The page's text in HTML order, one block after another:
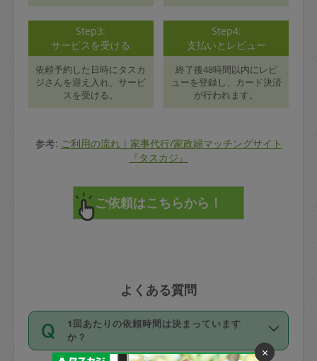
Step3:
サービスを受ける
依頼予約した日時にタスカ
ジさんを迎え入れ、サービ
スを受ける。
Step4:
支払いとレビュー
終了後48時間以内にレビ
ューを登録し、カード決済
が行われます。
参考: ご利用の流れ｜家事代行/家政婦マッチングサイト
『タスカジ』
よくある質問
1回あたりの依頼時間は決まっています
か？
×